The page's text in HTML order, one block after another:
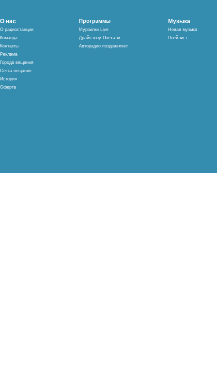
О нас
О радиостанции
Команда
Контакты
Реклама
Города вещания
Сетка вещания
История
Оферта
Программы
Мурзилки Live
Драйв-шоу Поехали
Авторадио поздравляет
Музыка
Новая музыка
Плейлист